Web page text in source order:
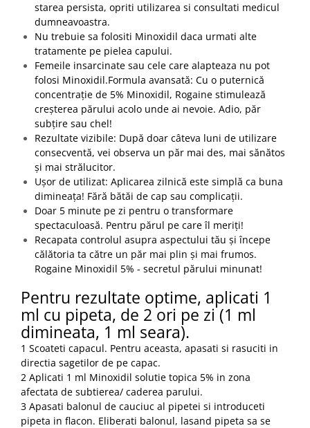
starea persista, opriti utilizarea si consultati medicul
dumneavoastra.
Nu trebuie sa folositi Minoxidil daca urmati alte
tratamente pe pielea capului.
Femeile insarcinate sau cele care alapteaza nu pot
folosi Minoxidil.Formula avansată: Cu o puternică
concentrație de 5% Minoxidil, Rogaine stimulează
creșterea părului acolo unde ai nevoie. Adio, păr
subțire sau chel!
Rezultate vizibile: După doar câteva luni de utilizare
consecventă, vei observa un păr mai des, mai sănătos
și mai strălucitor.
Ușor de utilizat: Aplicarea zilnică este simplă ca buna
dimineața! Fără bătăi de cap sau complicații.
Doar 5 minute pe zi pentru o transformare
spectaculoasă. Pentru părul pe care îl meriți!
Recapata controlul asupra aspectului tău și începe
călătoria ta către un păr mai plin și mai frumos.
Rogaine Minoxidil 5% - secretul părului minunat!
Pentru rezultate optime, aplicati 1
ml cu pipeta, de 2 ori pe zi (1 ml
dimineata, 1 ml seara).
1 Scoateti capacul. Pentru aceasta, apasati si rasuciti in
directia sagetilor de pe capac.
2 Aplicati 1 ml Minoxidil solutie topica 5% in zona
afectata de subtierea/ caderea parului.
3 Apasati balonul de cauciuc al pipetei si introduceti
pipeta in flacon. Eliberati balonul, lasand pipeta sa se